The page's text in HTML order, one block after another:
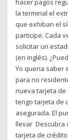
hacer pagos
la terminal el
que exhiban el
participe. Cada
solicitar un
(en inglés).
Yo queria saber
para no
nueva tarjeta de
tengo tarjeta de
asegurada. El
llevar Descubra
tarjeta de